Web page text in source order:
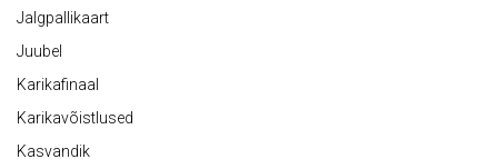
Jalgpallikaart
Juubel
Karikafinaal
Karikavõistlused
Kasvandik